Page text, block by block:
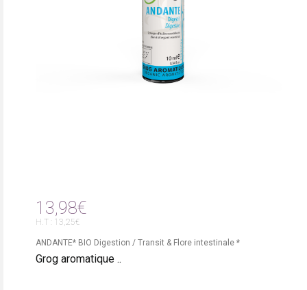
13,98€
H.T : 13,25€
ANDANTE* BIO Digestion / Transit & Flore intestinale *
Grog aromatique ..